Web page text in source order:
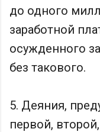
до одного
заработной
осужденного
без такового.
5. Деяния,
первой,